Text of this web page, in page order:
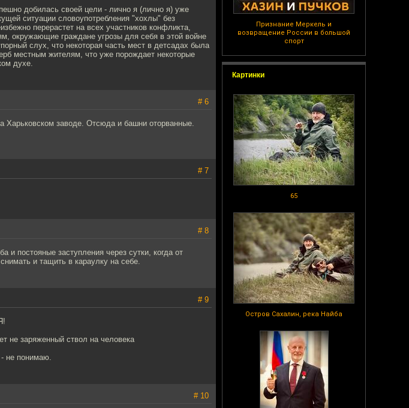
Признание Меркель и
возвращение России в большой
спорт
Картинки
65
Остров Сахалин, река Найба
добилась своей цели - лично я (лично я) уже
ситуации словоупотребления "хохлы" без
перерастет на всех участников конфликта,
окружающие граждане угрозы для себя в этой войне
слух, что некоторая часть мест в детсадах была
местным жителям, что уже порождает некоторые
духе.
# 6
Харьковском заводе. Отсюда и башни оторванные.
# 7
# 8
постояные заступления через сутки, когда от
и тащить в караулку на себе.
# 9
не заряженный ствол на человека
- не понимаю.
# 10